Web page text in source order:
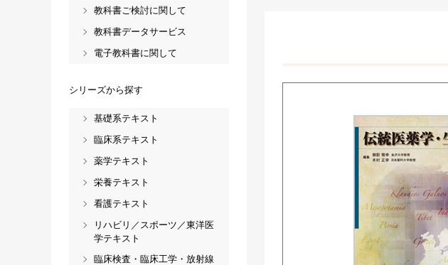
教科書ご検討に関して
教科書データサービス
電子教科書に関して
シリーズから探す
基礎系テキスト
臨床系テキスト
薬学テキスト
栄養テキスト
看護テキスト
リハビリ／スポーツ／東洋医
学テキスト
臨床検査・臨床工学・放射線